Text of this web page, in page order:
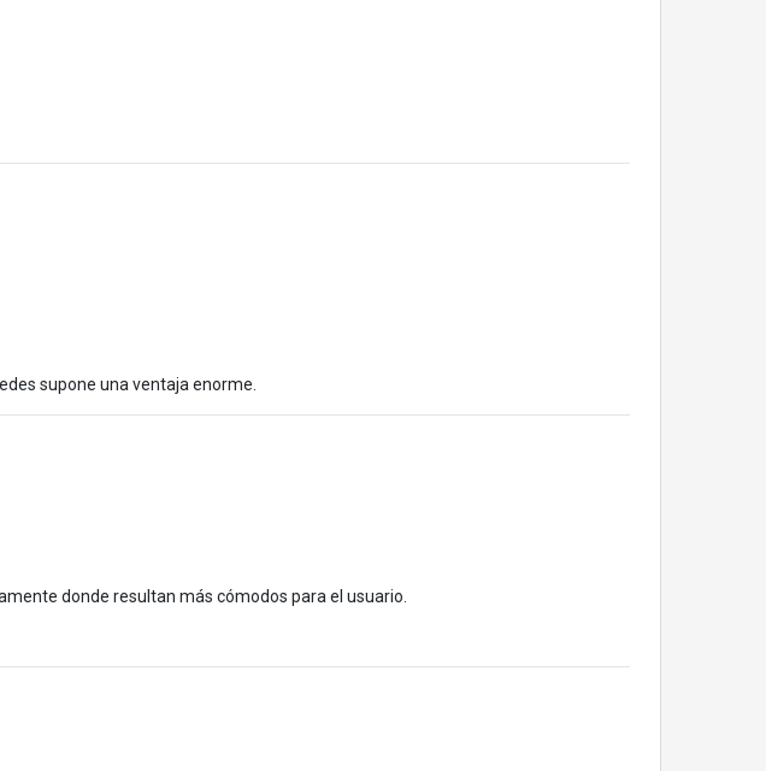
supone una ventaja enorme.
donde resultan más cómodos para el usuario.